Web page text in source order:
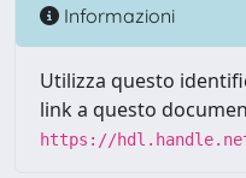
Informazioni
Utilizza questo
link a questo
https://